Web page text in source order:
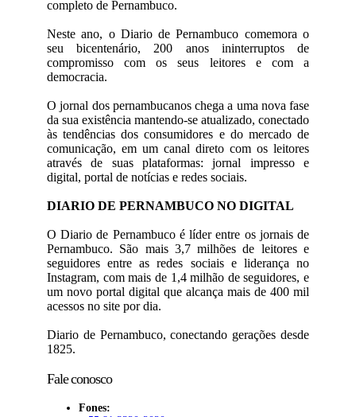
completo de Pernambuco.
Neste ano, o Diario de Pernambuco comemora o
seu bicentenário, 200 anos ininterruptos de
compromisso com os seus leitores e com a
democracia.
O jornal dos pernambucanos chega a uma nova fase
da sua existência mantendo-se atualizado, conectado
às tendências dos consumidores e do mercado de
comunicação, em um canal direto com os leitores
através de suas plataformas: jornal impresso e
digital, portal de notícias e redes sociais.
DIARIO DE PERNAMBUCO NO DIGITAL
O Diario de Pernambuco é líder entre os jornais de
Pernambuco. São mais 3,7 milhões de leitores e
seguidores entre as redes sociais e liderança no
Instagram, com mais de 1,4 milhão de seguidores, e
um novo portal digital que alcança mais de 400 mil
acessos no site por dia.
Diario de Pernambuco, conectando gerações desde
1825.
Fale conosco
Fones: